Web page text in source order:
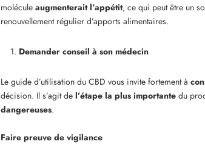
molécule augmenterait l’appétit, ce qui peut être un
renouvellement régulier d’apports alimentaires.
Demander conseil à son médecin
Le guide d’utilisation du CBD vous invite fortement à
décision. Il s’agit de l’étape la plus importante du
dangereuses.
Faire preuve de vigilance